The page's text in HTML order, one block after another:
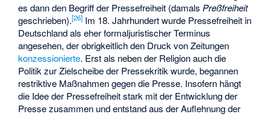
es dann den Begriff der Pressefreiheit (damals Preßfreiheit
geschrieben).[26] Im 18. Jahrhundert wurde Pressefreiheit in
Deutschland als eher formaljuristischer Terminus
angesehen, der obrigkeitlich den Druck von Zeitungen
konzessionierte. Erst als neben der Religion auch die
Politik zur Zielscheibe der Pressekritik wurde, begannen
restriktive Maßnahmen gegen die Presse. Insofern hängt
die Idee der Pressefreiheit stark mit der Entwicklung der
Presse zusammen und entstand aus der Auflehnung der